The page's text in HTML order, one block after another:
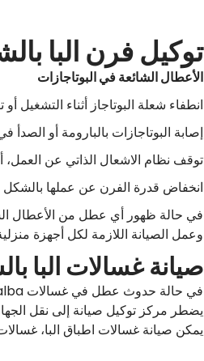
توكيل فرن البا
الأعطال الشائعة في البوتاجازات
انطفاء شعلة البوتاجاز أثناء
إصابة البوتاجازات بالبارومة أو
توقف نظام الاشعال الذاتي عن العمل،
انخفاض قدرة الفرن عن عملها
في حالة ظهور أي عطل من الأعطال
وعمل الصيانة اللازمة لكل أجهزة
صيانة غسالات البا
يضطر مركز توكيل صيانة إلى نقل
يمكن صيانة غسالات اطباق البا،